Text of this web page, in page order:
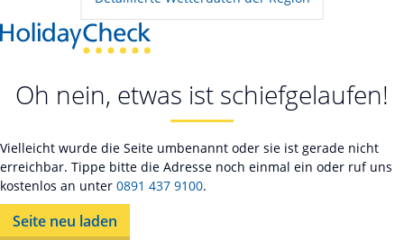
Oh nein, etwas ist schiefgelaufen!
Vielleicht wurde die Seite umbenannt oder sie ist gerade nicht
erreichbar. Tippe bitte die Adresse noch einmal ein oder ruf uns
kostenlos an unter 0891 437 9100.
Seite neu laden